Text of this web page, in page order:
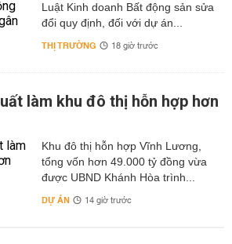
Luật Kinh doanh Bất động sản sửa
đổi quy định, đối với dự án...
THỊ TRƯỜNG 18 giờ trước
làm khu đô thị hỗn hợp hơn
Khu đô thị hỗn hợp Vĩnh Lương,
tổng vốn hơn 49.000 tỷ đồng vừa
được UBND Khánh Hòa trình...
DỰ ÁN 14 giờ trước